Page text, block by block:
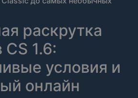
раскрутка
1.6:
условия и
онлайн